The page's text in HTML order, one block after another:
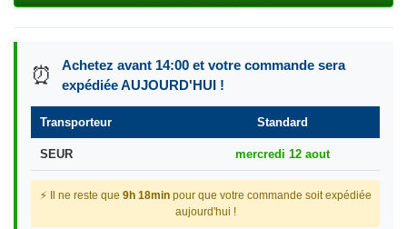
⏰
Achetez avant 14:00 et votre commande sera
expédiée AUJOURD'HUI !
Transporteur Standard
SEUR mercredi 12 aout
⚡ Il ne reste que 9h 18minpour que votre commande soit expédiée
aujourd'hui !